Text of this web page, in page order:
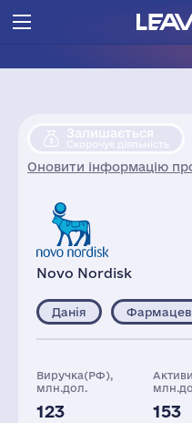
Залишається
Скорочує діяльність
Оновити інформацію
Novo Nordisk
Данія
Виручка(РФ),
млн.дол.
123 153